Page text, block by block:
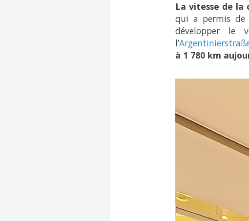
La vitesse de la
qui a permis de
développer le
l’
à 1 780 km